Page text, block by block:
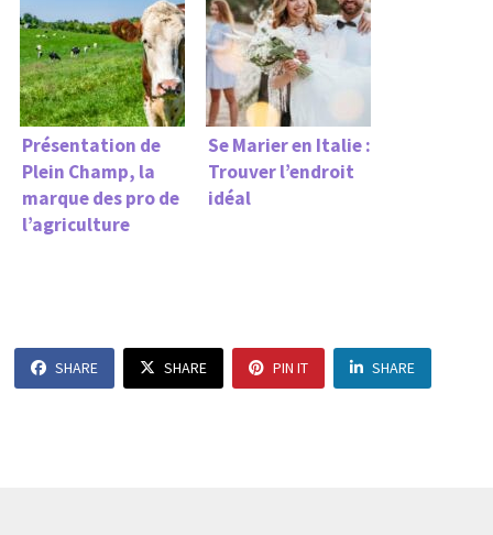
Présentation de
Plein Champ, la
marque des pro de
l’agriculture
Se Marier en Italie :
Trouver l’endroit
idéal
SHARE SHARE PIN IT SHARE